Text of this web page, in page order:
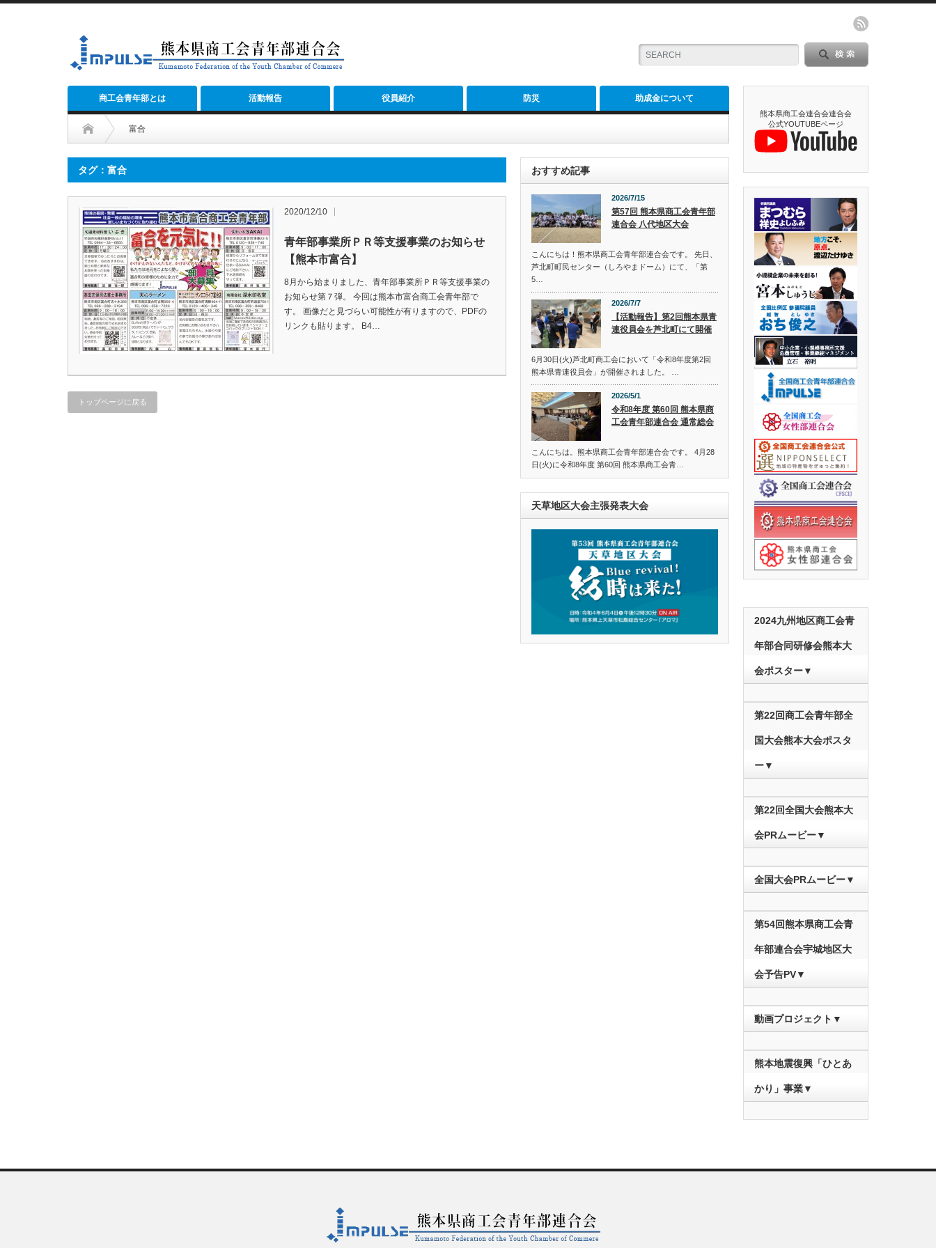
商工会青年部とは 活動報告 役員紹介 防災 助成金について
富合
タグ：富合
2020/12/10
青年部事業所ＰＲ等支援事業のお知らせ
【熊本市富合】
8月から始まりました、青年部事業所ＰＲ等支援事業の
お知らせ第７弾。 今回は熊本市富合商工会青年部で
す。 画像だと見づらい可能性が有りますので、PDFの
リンクも貼ります。 B4…
トップページに戻る
おすすめ記事
2026/7/15
第57回 熊本県商工会青年部
連合会 八代地区大会
こんにちは！熊本県商工会青年部連合会です。 先日、
芦北町町民センター（しろやまドーム）にて、「第
5…
2026/7/7
【活動報告】第2回熊本県青
連役員会を芦北町にて開催
6月30日(火)芦北町商工会において「令和8年度第2回
熊本県青連役員会」が開催されました。 …
2026/5/1
令和8年度 第60回 熊本県商
工会青年部連合会 通常総会
こんにちは。熊本県商工会青年部連合会です。 4月28
日(火)に令和8年度 第60回 熊本県商工会青…
天草地区大会主張発表大会
熊本県商工会連合会連合会
公式YOUTUBEページ
2024九州地区商工会青
年部合同研修会熊本大
会ポスター▼
第22回商工会青年部全
国大会熊本大会ポスタ
ー▼
第22回全国大会熊本大
会PRムービー▼
全国大会PRムービー▼
第54回熊本県商工会青
年部連合会宇城地区大
会予告PV▼
動画プロジェクト▼
熊本地震復興「ひとあ
かり」事業▼